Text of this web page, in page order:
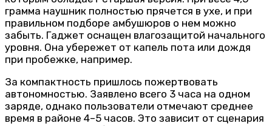
грамма наушник полностью прячется в ухе, и при
правильном подборе амбушюров о нем можно
забыть. Гаджет оснащен влагозащитой начального
уровня. Она убережет от капель пота или дождя
при пробежке, например.
За компактность пришлось пожертвовать
автономностью. Заявлено всего 3 часа на одном
заряде, однако пользователи отмечают среднее
время в районе 4–5 часов. Это зависит от сценария